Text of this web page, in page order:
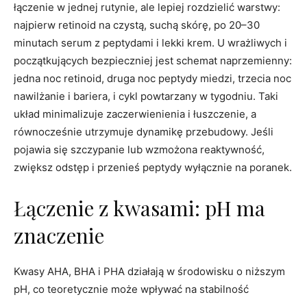
łączenie w jednej rutynie, ale lepiej rozdzielić warstwy:
najpierw retinoid na czystą, suchą skórę, po 20–30
minutach serum z peptydami i lekki krem. U wrażliwych i
początkujących bezpieczniej jest schemat naprzemienny:
jedna noc retinoid, druga noc peptydy miedzi, trzecia noc
nawilżanie i bariera, i cykl powtarzany w tygodniu. Taki
układ minimalizuje zaczerwienienia i łuszczenie, a
równocześnie utrzymuje dynamikę przebudowy. Jeśli
pojawia się szczypanie lub wzmożona reaktywność,
zwiększ odstęp i przenieś peptydy wyłącznie na poranek.
Łączenie z kwasami: pH ma
znaczenie
Kwasy AHA, BHA i PHA działają w środowisku o niższym
pH, co teoretycznie może wpływać na stabilność